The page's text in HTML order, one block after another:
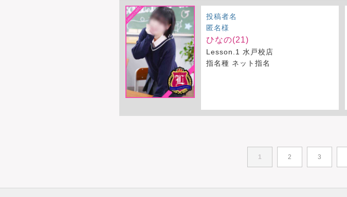
投稿者名
匿名様
ひなの(21)
Lesson.1 水戸校店
指名種 ネット指名
1 2 3